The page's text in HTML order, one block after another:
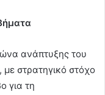
ανάπτυξης του
στρατηγικό στόχο
για τη